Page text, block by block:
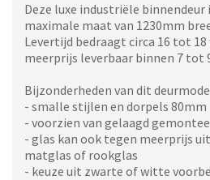
Deze luxe industriële
maximale maat van 1230mm
Levertijd bedraagt circa 16 tot 18
meerprijs leverbaar binnen 7 tot
Bijzonderheden van dit
- smalle stijlen en dorpels 80mm
- voorzien van gelaagd
- glas kan ook tegen meerprijs
matglas of rookglas
- keuze uit zwarte of witte